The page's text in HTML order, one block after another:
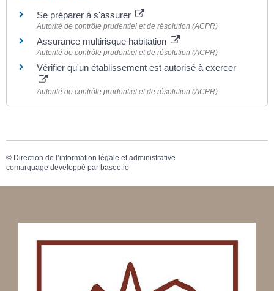
Se préparer à s'assurer
Autorité de contrôle prudentiel et de résolution (ACPR)
Assurance multirisque habitation
Autorité de contrôle prudentiel et de résolution (ACPR)
Vérifier qu'un établissement est autorisé à exercer
Autorité de contrôle prudentiel et de résolution (ACPR)
© Direction de l’information légale et administrative
comarquage developpé par baseo.io